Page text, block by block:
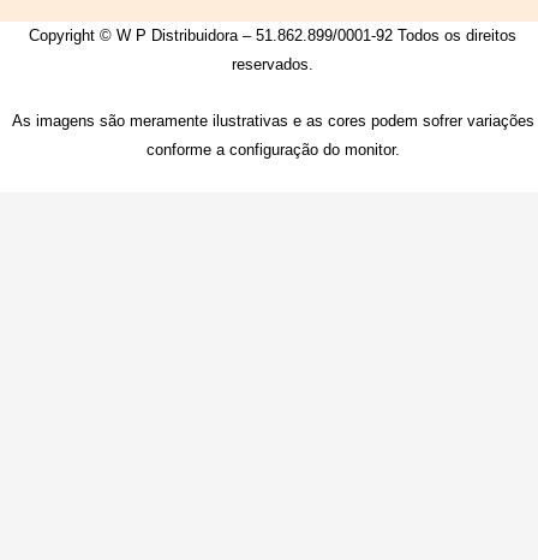
Copyright © W P Distribuidora – 51.862.899/0001-92 Todos os direitos
reservados.
As imagens são meramente ilustrativas e as cores podem sofrer variações
conforme a configuração do monitor.